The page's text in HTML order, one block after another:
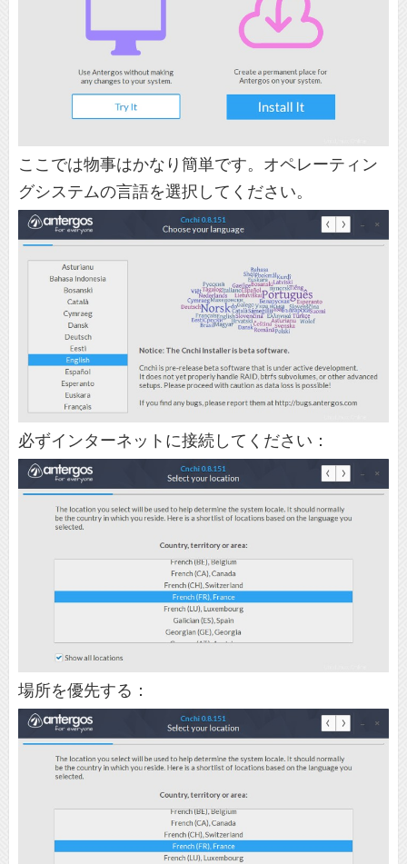
ここでは物事はかなり簡単です。オペレーティン
グシステムの言語を選択してください。
必ずインターネットに接続してください：
場所を優先する：